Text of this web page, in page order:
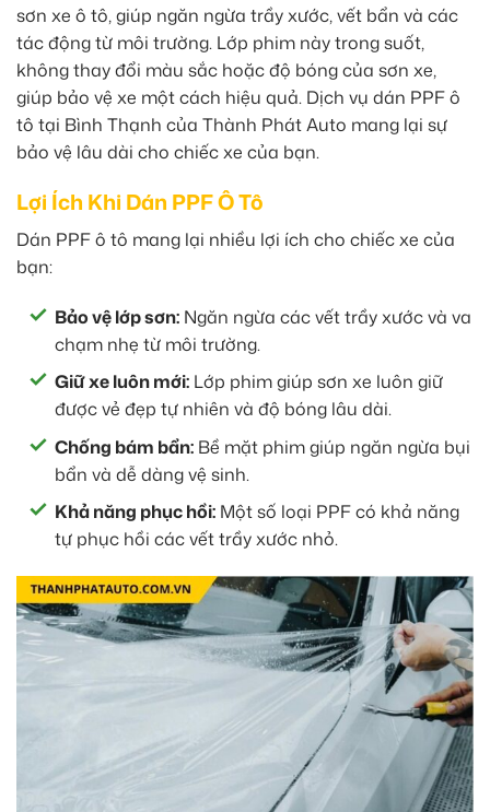
sơn xe ô tô, giúp ngăn ngừa trầy xước, vết bẩn và các
tác động từ môi trường. Lớp phim này trong suốt,
không thay đổi màu sắc hoặc độ bóng của sơn xe,
giúp bảo vệ xe một cách hiệu quả. Dịch vụ dán PPF ô
tô tại Bình Thạnh của Thành Phát Auto mang lại sự
bảo vệ lâu dài cho chiếc xe của bạn.
Lợi Ích Khi Dán PPF Ô Tô
Dán PPF ô tô mang lại nhiều lợi ích cho chiếc xe của
bạn:
Bảo vệ lớp sơn: Ngăn ngừa các vết trầy xước và va
chạm nhẹ từ môi trường.
Giữ xe luôn mới: Lớp phim giúp sơn xe luôn giữ
được vẻ đẹp tự nhiên và độ bóng lâu dài.
Chống bám bẩn: Bề mặt phim giúp ngăn ngừa bụi
bẩn và dễ dàng vệ sinh.
Khả năng phục hồi: Một số loại PPF có khả năng
tự phục hồi các vết trầy xước nhỏ.